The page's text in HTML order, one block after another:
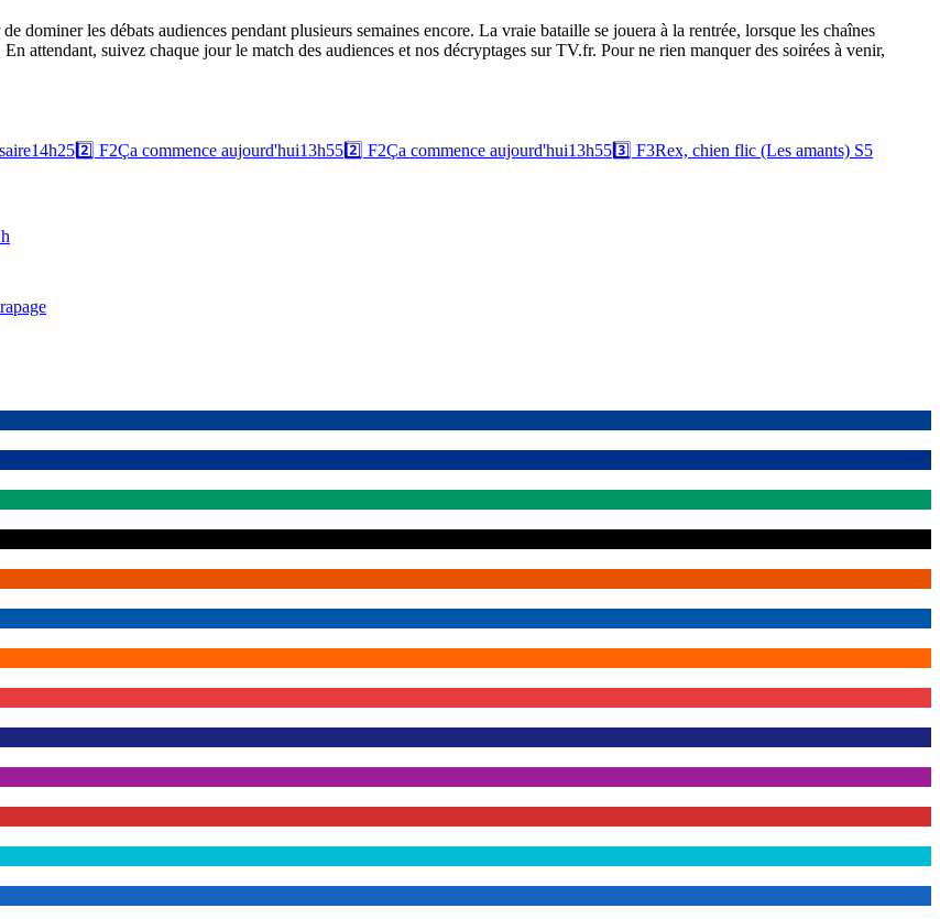
les débats audiences pendant plusieurs semaines encore. La vraie bataille se jouera à la rentrée, lorsque les chaînes
attendant, suivez chaque jour le match des audiences et nos décryptages sur TV.fr. Pour ne rien manquer des soirées à venir,
14h252️⃣ F2Ça commence aujourd'hui13h552️⃣ F2Ça commence aujourd'hui13h553️⃣ F3Rex, chien flic (Les amants) S5